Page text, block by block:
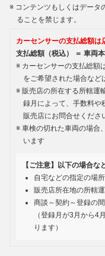
コンテンツもしくはデータ
ることを禁じます。
カーセンサーの支払総額は
支払総額（税込） ＝ 車両
カーセンサーの支払総額
をご希望された場合など
販売店の所在する所轄運
録月によって、手数料や
販売店にお問合せくださ
車検の切れた車両の場合
います
【ご注意】以下の場合
自宅などの指定の場
販売店所在地の所轄
商談～契約～登録の
（登録月が3月から4
ります）